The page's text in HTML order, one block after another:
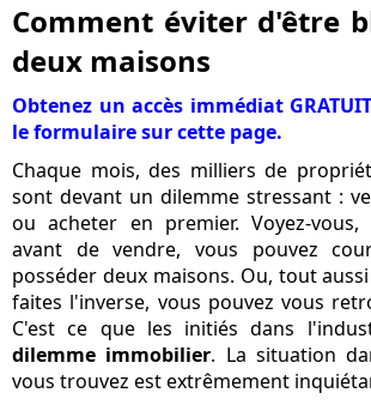
Comment éviter d'être
deux maisons
Obtenez un accès immédiat
le formulaire sur cette page.
Chaque mois, des milliers de
sont devant un dilemme stressant :
ou acheter en premier. Voyez-
avant de vendre, vous pouvez
posséder deux maisons. Ou, tout
faites l'inverse, vous pouvez vous
C'est ce que les initiés dans
dilemme immobilier. La situation
vous trouvez est extrêmement